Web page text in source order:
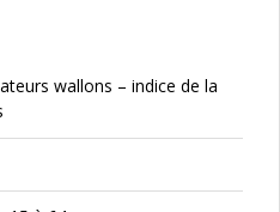
wallons – indice de la